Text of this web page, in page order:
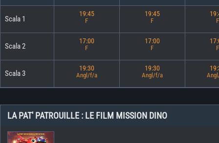
Scala 1
19:45
F
19:45
F F
Scala 2
17:00
F
17:00
F F
Scala 3
19:30
Angl/f/a
19:30
Angl/f/a
LA PAT' PATROUILLE : LE FILM MISSION DINO